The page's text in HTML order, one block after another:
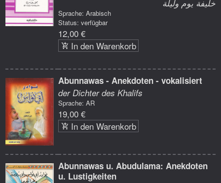
خليفة يوم وليلة
Sprache: Arabisch
Status: verfügbar
12,00 €
In den Warenkorb
Abunnawas - Anekdoten - vokalisiert
der Dichter des Khalifs
Sprache: AR
19,00 €
In den Warenkorb
Abunnawas u. Abudulama: Anekdoten
u. Lustigkeiten